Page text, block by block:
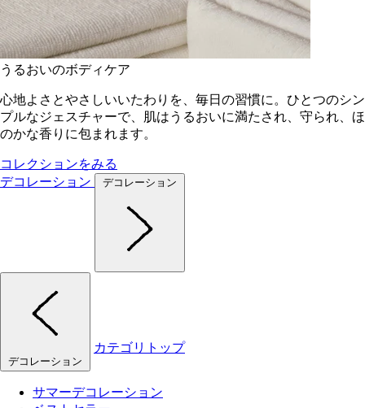
うるおいのボディケア
心地よさとやさしいいたわりを、毎日の習慣に。ひとつのシン
プルなジェスチャーで、肌はうるおいに満たされ、守られ、ほ
のかな香りに包まれます。
コレクションをみる
デコレーション
デコレーション
デコレーション
カテゴリトップ
サマーデコレーション